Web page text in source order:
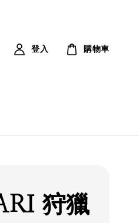
登入 購物車
狩獵